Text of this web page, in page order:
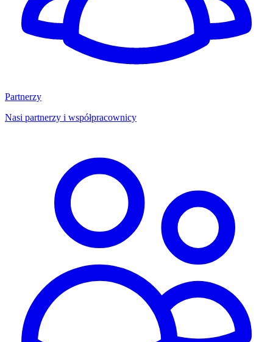
Partnerzy
Nasi partnerzy i współpracownicy